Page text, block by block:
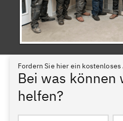
Fordern Sie hier ein kostenloses
Bei was können
helfen?